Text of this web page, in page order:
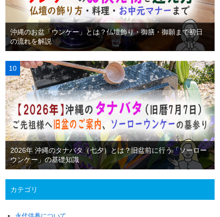
沖縄のお盆「ウンケー」とは？仏壇飾り・御膳・御願まで初日
の流れを解説
2026年 沖縄のタナバタ（七夕）とは？旧盆前に行う「ソーロー
ウンケー」の基礎知識
カテゴリ